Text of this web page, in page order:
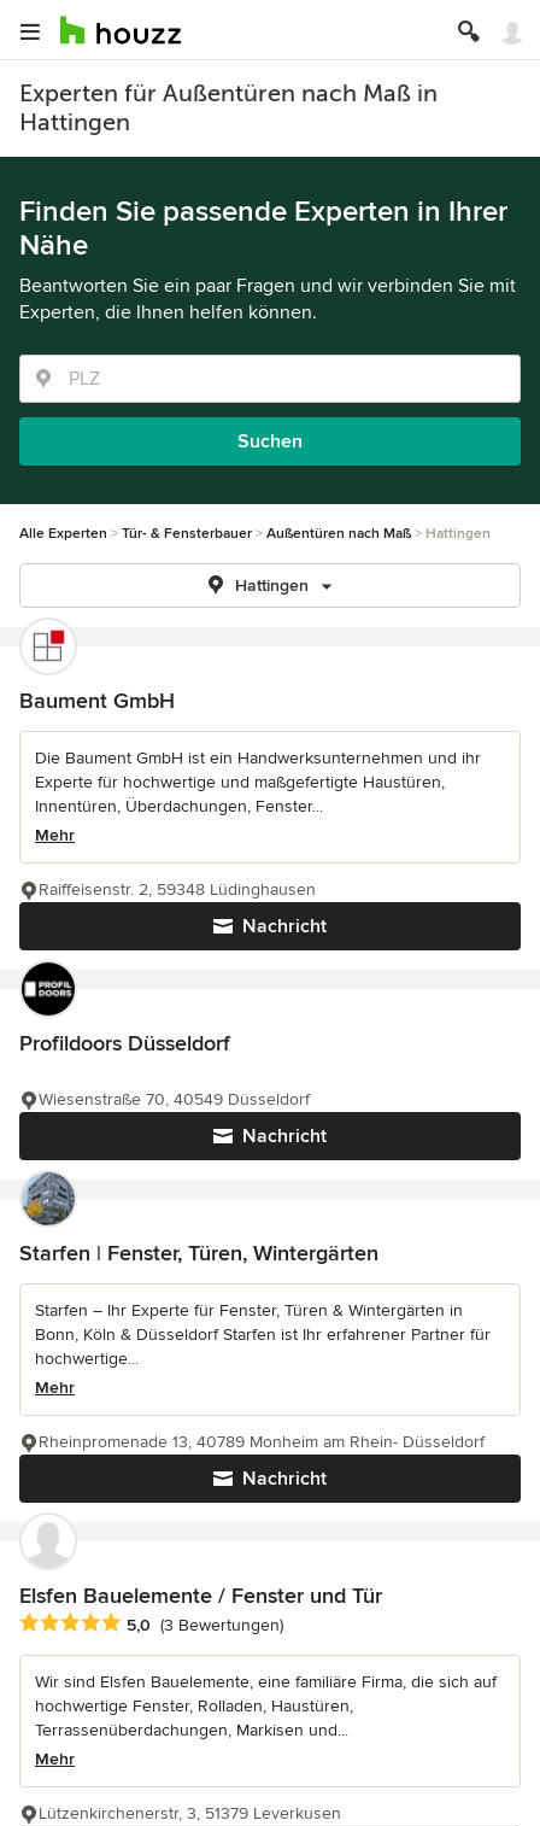
Experten für Außentüren nach Maß in
Hattingen
Finden Sie passende Experten in Ihrer
Nähe
Beantworten Sie ein paar Fragen und wir verbinden Sie mit
Experten, die Ihnen helfen können.
Suchen
Alle Experten Tür- & Fensterbauer Außentüren nach Maß Hattingen
Hattingen
Baument GmbH
Die Baument GmbH ist ein Handwerksunternehmen und ihr
Experte für hochwertige und maßgefertigte Haustüren,
Innentüren, Überdachungen, Fenster...
Mehr
Nachricht
Raiffeisenstr. 2, 59348 Lüdinghausen
Profildoors Düsseldorf
Nachricht
Wiesenstraße 70, 40549 Düsseldorf
Starfen | Fenster, Türen, Wintergärten
Starfen – Ihr Experte für Fenster, Türen & Wintergärten in
Bonn, Köln & Düsseldorf Starfen ist Ihr erfahrener Partner für
hochwertige...
Mehr
Nachricht
Rheinpromenade 13, 40789 Monheim am Rhein- Düsseldorf
Elsfen Bauelemente / Fenster und Tür
Durchschnittliche Bewertung: 5 von 5 Sternen
5,0 (3 Bewertungen)
Wir sind Elsfen Bauelemente, eine familiäre Firma, die sich auf
hochwertige Fenster, Rolladen, Haustüren,
Terrassenüberdachungen, Markisen und...
Mehr
Lützenkirchenerstr, 3, 51379 Leverkusen